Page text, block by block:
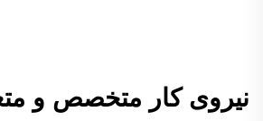
نیروی کار متخصص و